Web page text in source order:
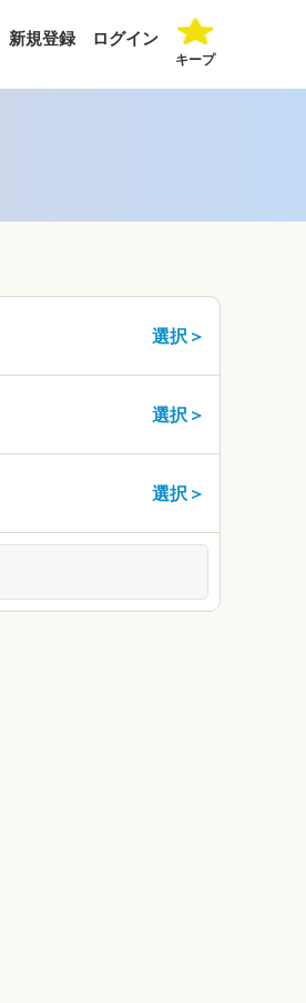
新規登録 ログイン
キープ
選択＞
選択＞
選択＞